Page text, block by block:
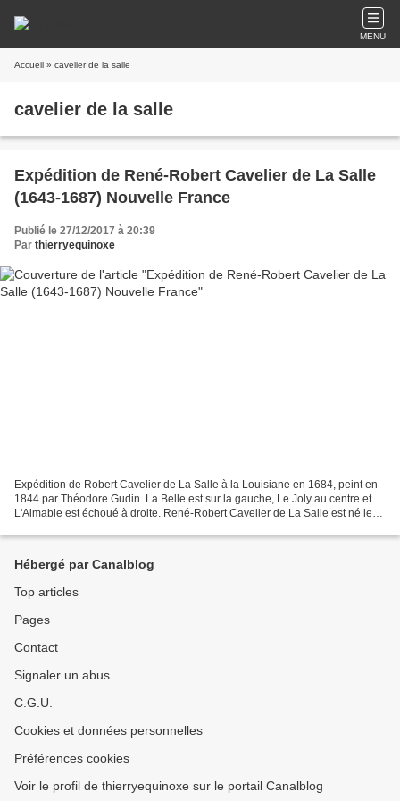
MENU
Accueil » cavelier de la salle
cavelier de la salle
Expédition de René-Robert Cavelier de La Salle
(1643-1687) Nouvelle France
Publié le 27/12/2017 à 20:39
Par thierryequinoxe
Expédition de Robert Cavelier de La Salle à la Louisiane en 1684, peint en
1844 par Théodore Gudin. La Belle est sur la gauche, Le Joly au centre et
L'Aimable est échoué à droite. René-Robert Cavelier de La Salle est né le
Hébergé par Canalblog
Top articles
Pages
Contact
Signaler un abus
C.G.U.
Cookies et données personnelles
Préférences cookies
Voir le profil de thierryequinoxe sur le portail Canalblog